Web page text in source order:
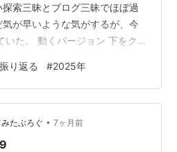
索三昧とブログ三昧でほぼ過
が早いような気がするが、今
いた。 動くバージョン 下をク
は特にないけれど・・・、今
15万アクセス達成（1月） ・月
超える。（5月） ・累計20万ア
グ開設4周年（8月20日） ・き
上げてもらった。（10月2日）
振り返る #2025年
たぶろぐ • 7ヶ月前